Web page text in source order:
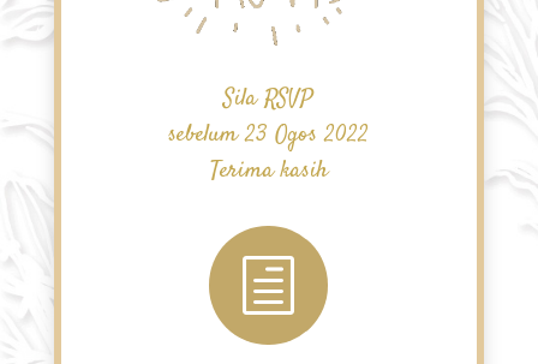
Sila RSVP
sebelum 23 Ogos 2022
Terima kasih
h